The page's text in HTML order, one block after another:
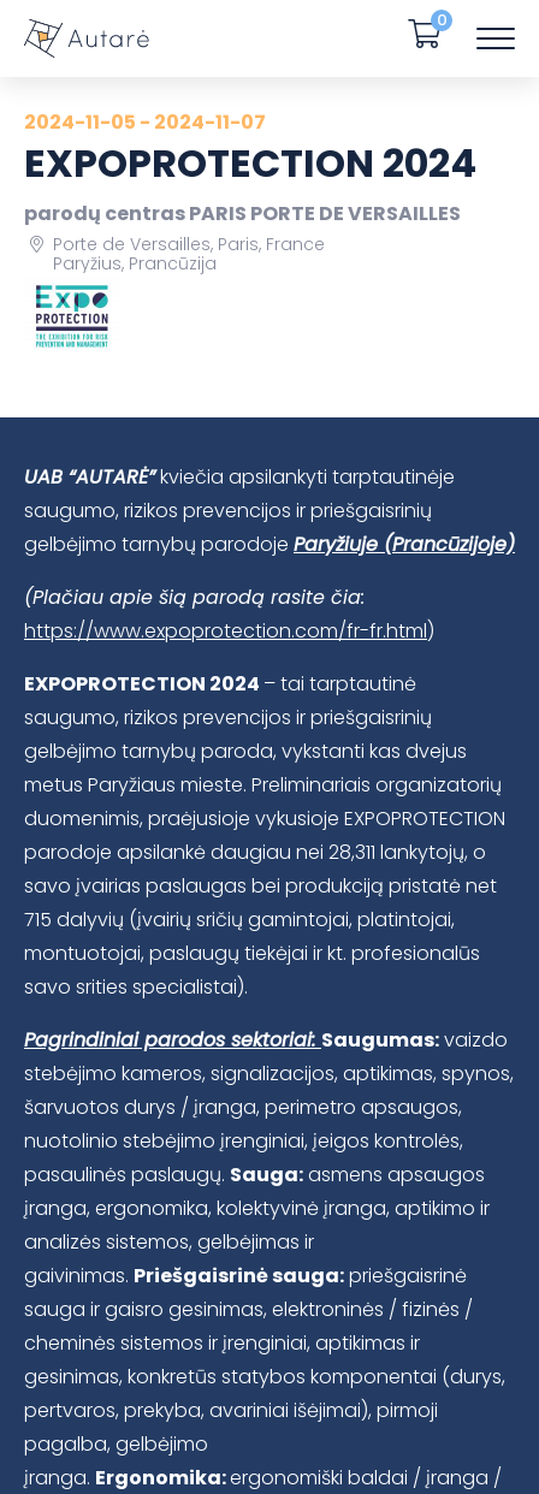
0
2024-11-05 - 2024-11-07
EXPOPROTECTION 2024
parodų centras PARIS PORTE DE VERSAILLES
Porte de Versailles, Paris, France
Paryžius, Prancūzija
UAB “AUTARĖ”kviečia apsilankyti tarptautinėje
saugumo, rizikos prevencijos ir priešgaisrinių
gelbėjimo tarnybų parodoje Paryžiuje (Prancūzijoje)
(Plačiau apie šią parodą rasite čia:
https://www.expoprotection.com/fr-fr.html)
EXPOPROTECTION 2024 – tai tarptautinė
saugumo, rizikos prevencijos ir priešgaisrinių
gelbėjimo tarnybų paroda, vykstanti kas dvejus
metus Paryžiaus mieste. Preliminariais organizatorių
duomenimis, praėjusioje vykusioje EXPOPROTECTION
parodoje apsilankė daugiau nei 28,311 lankytojų, o
savo įvairias paslaugas bei produkciją pristatė net
715 dalyvių (įvairių sričių gamintojai, platintojai,
montuotojai, paslaugų tiekėjai ir kt. profesionalūs
savo srities specialistai).
Pagrindiniai parodos sektoriai: Saugumas:vaizdo
stebėjimo kameros, signalizacijos, aptikimas, spynos,
šarvuotos durys / įranga, perimetro apsaugos,
nuotolinio stebėjimo įrenginiai, įeigos kontrolės,
pasaulinės paslaugų. Sauga:asmens apsaugos
įranga, ergonomika, kolektyvinė įranga, aptikimo ir
analizės sistemos, gelbėjimas ir
gaivinimas. Priešgaisrinė sauga:priešgaisrinė
sauga ir gaisro gesinimas, elektroninės / fizinės /
cheminės sistemos ir įrenginiai, aptikimas ir
gesinimas, konkretūs statybos komponentai (durys,
pertvaros, prekyba, avariniai išėjimai), pirmoji
pagalba, gelbėjimo
įranga. Ergonomika:ergonomiški baldai / įranga /